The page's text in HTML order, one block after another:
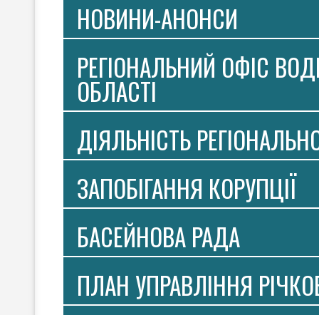
НОВИНИ-АНОНСИ
РЕГІОНАЛЬНИЙ ОФІС
ОБЛАСТІ
ДІЯЛЬНІСТЬ
ЗАПОБІГАННЯ КОРУПЦІЇ
БАСЕЙНОВА РАДА
ПЛАН УПРАВЛІННЯ